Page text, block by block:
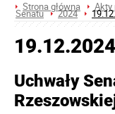
Strona główna Akty
Senatu 2024
19.12.2024
Uchwały